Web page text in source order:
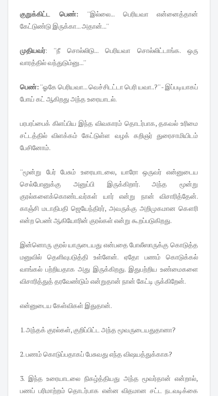
குறுக்கிட்ட பெண்: ''இல்லை... பெரியவா என்னைத்தான்
கேட்டுண்டு இருக்கா... அதான்...''
முதியவர்: ''நீ சொல்லிடு... பெரியவா சொல்லிட்டாங்க. ஒரு
வாரத்தில் வந்துடும்னு...''
பெண்: ''ஓகே பெரியவா... வெச்சிடட்டா பெரி யவா..?'' - இப்படியாகப்
போய் கட் ஆகிறது அந்த உரையாடல்.
பரபரப்பைக் கிளப்பிய இந்த விவகாரம் தொடர்பாக, தகவல் உரிமை
சட்டத்தில் விளக்கம் கேட்டுள்ள வழக் கறிஞர் துரைசாமியிடம்
பேசினோம்.
''மூன்று பேர் பேசும் உரையாடலை, யாரோ ஒருவர் என்னுடைய
செல்போனுக்கு அனுப்பி இருக்கிறார். அந்த மூன்று
குரல்களைக்கொண்டவர்கள் யார் என்று நான் விசாரித்தேன்.
காஞ்சி மடாதிபதி ஜெயேந்திரர், அவருக்கு அறிமுகமான கௌரி
என்ற பெண் ஆகியோரின் குரல்கள் என்று கூறப்படுகிறது.
இன்னொரு குரல் யாருடையது என்பதை போலீஸாருக்கு கொடுத்த
மனுவில் தெளிவுபடுத்தி உள்ளேன். ஏதோ பணம் கொடுக்கல்
வாங்கல் பற்றியதாக அது இருக்கிறது. இதுபற்றிய உண்மைகளை
விசாரித்துத் தரவேண்டும் என்றுதான் நான் கேட்டி ருக்கிறேன்.
என்னுடைய கேள்விகள் இதுதான்.
1. அந்தக் குரல்கள், குறிப்பிட்ட அந்த மூவருடையதுதானா?
2. பணம் கொடுப்பதாகப் பேசுவது எந்த விஷயத்துக்காக?
3. இந்த உரையாடலை நிகழ்த்தியது அந்த மூவர்தான் என்றால்,
பணப் பரிமாற்றம் தொடர்பாக என்ன விதமான சட்ட நடவடிக்கை